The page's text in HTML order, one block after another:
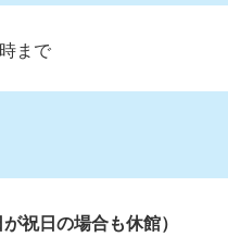
まで
が祝日の場合も休館）